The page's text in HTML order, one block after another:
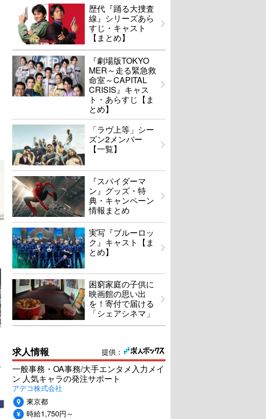
歴代『踊る大捜査
線』シリーズあら
すじ・キャスト
【まとめ】
『劇場版TOKYO
MER～走る緊急救
命室～CAPITAL
CRISIS』キャス
ト・あらすじ【ま
とめ】
「ラヴ上等」シー
ズン2メンバー
【一覧】
『スパイダーマ
ン』グッズ・特
典・キャンペーン
情報まとめ
実写『ブルーロッ
ク』キャスト【ま
とめ】
困窮家庭の子供に
映画館の思い出
を！寄付で届ける
「シェアシネマ」
提供：
求人情報
一般事務・OA事務/大手エンタメ入力メイ
ン 人気キャラの発注サポート
アデコ株式会社
東京都
時給1,750円～